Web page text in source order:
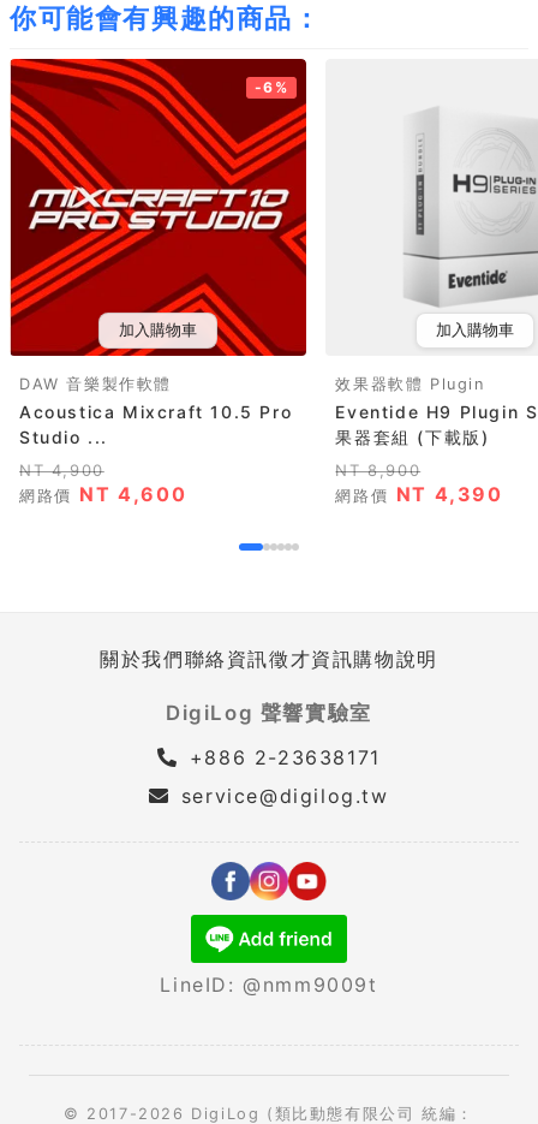
你可能會有興趣的商品：
-6%
加入購物車
DAW 音樂製作軟體
Acoustica Mixcraft 10.5 Pro
Studio ...
NT 4,900
網路價 NT 4,600
加入購物車
效果器軟體 Plugin
Eventide H9 Plugin
果器套組 (下載版)
NT 8,900
網路價 NT 4,390
關於我們聯絡資訊徵才資訊購物說明
DigiLog 聲響實驗室
+886 2-23638171
service@digilog.tw
LineID: @nmm9009t
© 2017-2026 DigiLog (類比動態有限公司 統編：